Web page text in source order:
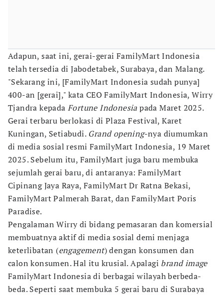
Adapun, saat ini, gerai-gerai FamilyMart Indonesia
telah tersedia di Jabodetabek, Surabaya, dan Malang.
"Sekarang ini, [FamilyMart Indonesia sudah punya]
400-an [gerai]," kata CEO FamilyMart Indonesia, Wirry
Tjandra kepadaFortune Indonesiapada Maret 2025.
Gerai terbaru berlokasi di Plaza Festival, Karet
Kuningan, Setiabudi. Grand opening-nya diumumkan
di media sosial resmi FamilyMart Indonesia, 19 Maret
2025. Sebelum itu, FamilyMart juga baru membuka
sejumlah gerai baru, di antaranya: FamilyMart
Cipinang Jaya Raya, FamilyMart Dr Ratna Bekasi,
FamilyMart Palmerah Barat, dan FamilyMart Poris
Paradise.
Pengalaman Wirry di bidang pemasaran dan komersial
membuatnya aktif di media sosial demi menjaga
keterlibatan (engagement) dengan konsumen dan
calon konsumen. Hal itu krusial. Apalagi brand image
FamilyMart Indonesia di berbagai wilayah berbeda-
beda. Seperti saat membuka 5 gerai baru di Surabaya